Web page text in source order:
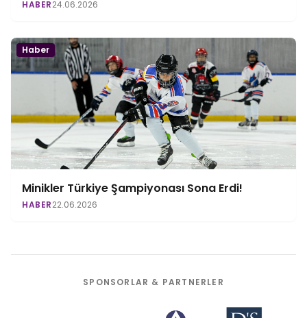
HABER24.06.2026
Haber
Minikler Türkiye Şampiyonası Sona Erdi!
HABER22.06.2026
SPONSORLAR & PARTNERLER